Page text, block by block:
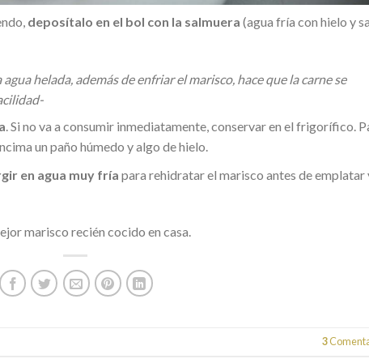
deposítalo en el bol con la salmuera (agua fría con hielo y
helada, además de enfriar el marisco, hace que la carne se
. Si no va a consumir inmediatamente, conservar en el frigorífico.
un paño húmedo y algo de hielo.
en agua muy fría para rehidratar el marisco antes de emplatar
marisco recién cocido en casa.
3